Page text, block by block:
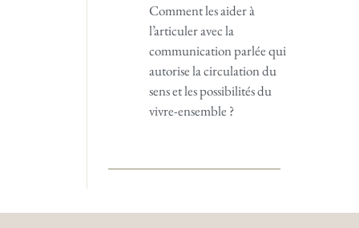
Comment les aider à
l’articuler avec la
communication parlée qui
autorise la circulation du
sens et les possibilités du
vivre-ensemble ?